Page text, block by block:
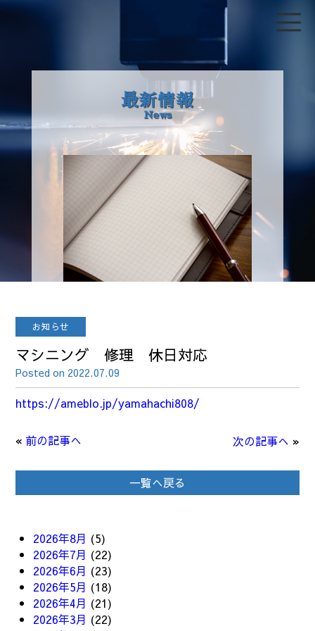
最新情報
News
お知らせ
マシニング 修理 休日対応
Posted on 2022.07.09
https://ameblo.jp/yamahachi808/
« 前の記事へ 次の記事へ »
一覧へ戻る
2026年8月 (5)
2026年7月 (22)
2026年6月 (23)
2026年5月 (18)
2026年4月 (21)
2026年3月 (22)